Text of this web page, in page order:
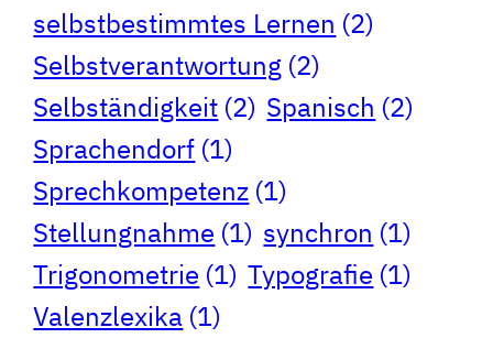
selbstbestimmtes Lernen (2)
Selbstverantwortung (2)
Selbständigkeit (2) Spanisch (2)
Sprachendorf (1)
Sprechkompetenz (1)
Stellungnahme (1) synchron (1)
Trigonometrie (1) Typografie (1)
Valenzlexika (1)